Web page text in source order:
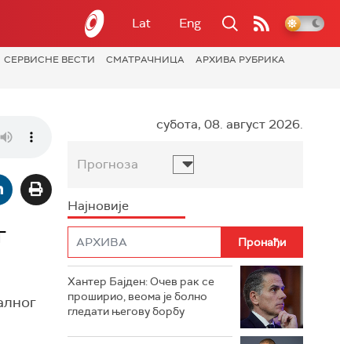
Lat Eng
СЕРВИСНЕ ВЕСТИ СМАТРАЧНИЦА
АРХИВА РУБРИКА
субота, 08. август 2026.
Прогноза
Најновије
Хантер Бајден: Очев рак се
проширио, веома је болно
гледати његову борбу